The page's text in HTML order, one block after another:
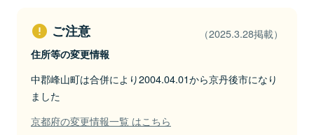
ご注意 （2025.3.28掲載）
住所等の変更情報
中郡峰山町は合併により2004.04.01から京丹後市になり
ました
京都府の変更情報一覧 はこちら